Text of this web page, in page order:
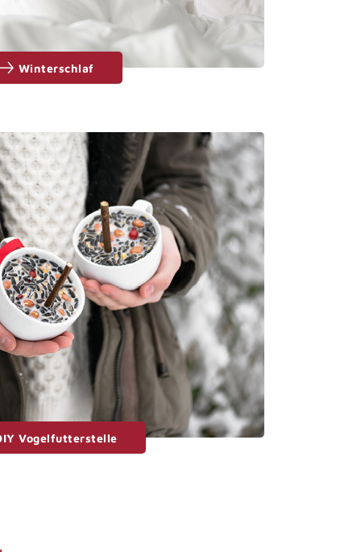
Winterschlaf
Vogelfutterstelle